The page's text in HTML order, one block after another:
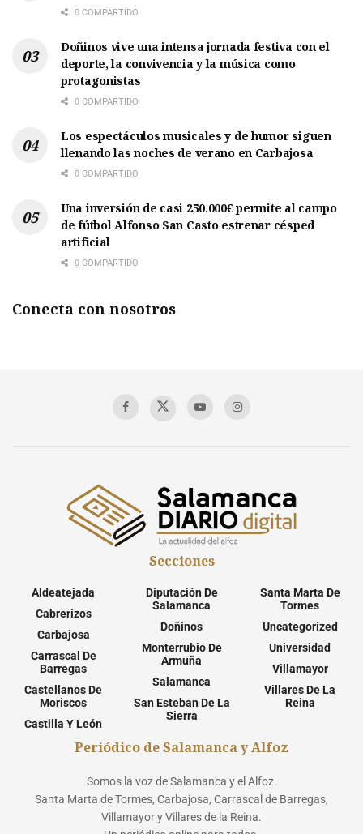
0 COMPARTIDO
Doñinos vive una intensa jornada festiva con el
deporte, la convivencia y la música como
protagonistas
0 COMPARTIDO
Los espectáculos musicales y de humor siguen
llenando las noches de verano en Carbajosa
0 COMPARTIDO
Una inversión de casi 250.000€ permite al campo
de fútbol Alfonso San Casto estrenar césped
artificial
0 COMPARTIDO
Conecta con nosotros
Secciones
Aldeatejada
Cabrerizos
Carbajosa
Carrascal De
Barregas
Castellanos De
Moriscos
Castilla Y León
Diputación De
Salamanca
Doñinos
Monterrubio De
Armuña
Salamanca
San Esteban De La
Sierra
Santa Marta De
Tormes
Uncategorized
Universidad
Villamayor
Villares De La
Reina
Periódico de Salamanca y Alfoz
Somos la voz de Salamanca y el Alfoz.
Santa Marta de Tormes, Carbajosa, Carrascal de Barregas,
Villamayor y Villares de la Reina.